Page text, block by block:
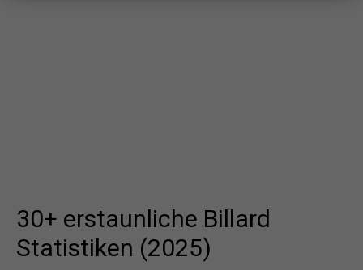
30+ erstaunliche Billard
Statistiken (2025)